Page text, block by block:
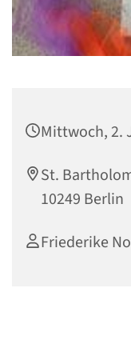
Mittwoch, 2.
St.
10249 Berlin
Friederike